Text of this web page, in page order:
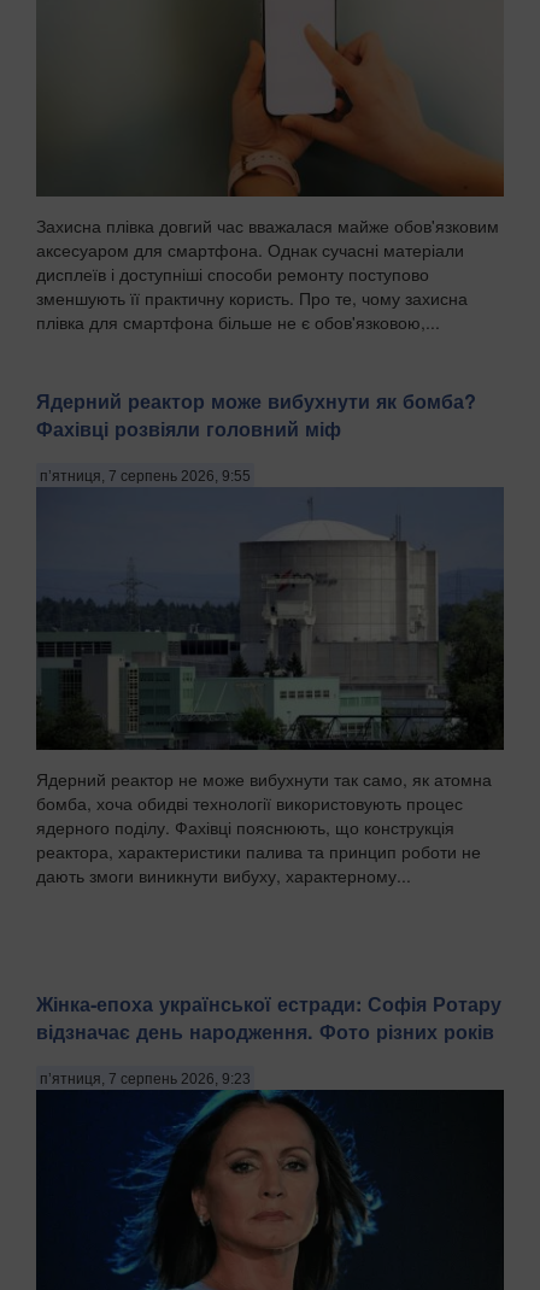
Захисна плівка довгий час вважалася майже обов'язковим
аксесуаром для смартфона. Однак сучасні матеріали
дисплеїв і доступніші способи ремонту поступово
зменшують її практичну користь. Про те, чому захисна
плівка для смартфона більше не є обов'язковою,...
Ядерний реактор може вибухнути як бомба?
Фахівці розвіяли головний міф
п’ятниця, 7 серпень 2026, 9:55
Ядерний реактор не може вибухнути так само, як атомна
бомба, хоча обидві технології використовують процес
ядерного поділу. Фахівці пояснюють, що конструкція
реактора, характеристики палива та принцип роботи не
дають змоги виникнути вибуху, характерному...
Жінка-епоха української естради: Софія Ротару
відзначає день народження. Фото різних років
п’ятниця, 7 серпень 2026, 9:23